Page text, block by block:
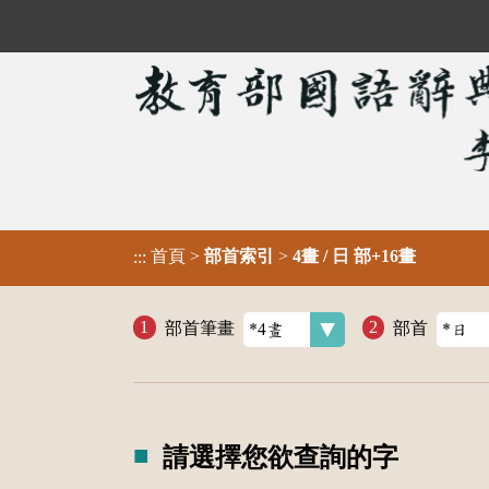
::: 首頁 > 部首索引 > 4畫 / 日 部+16畫
部首筆畫 部首
請選擇您欲查詢的字